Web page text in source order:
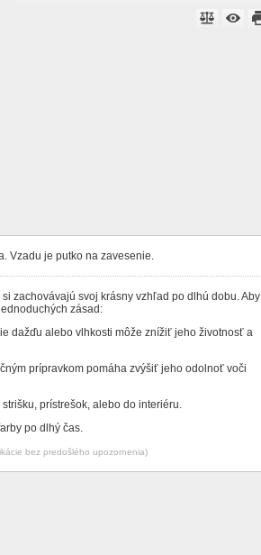
Vzadu je putko na zavesenie.
zachovávajú svoj krásny vzhľad po dlhú dobu. Aby
zásad:
dažďu alebo vlhkosti môže znížiť jeho životnosť a
prípravkom pomáha zvýšiť jeho odolnoť voči
prístrešok, alebo do interiéru.
po dlhý čas.
bez predošlého upozornenia)